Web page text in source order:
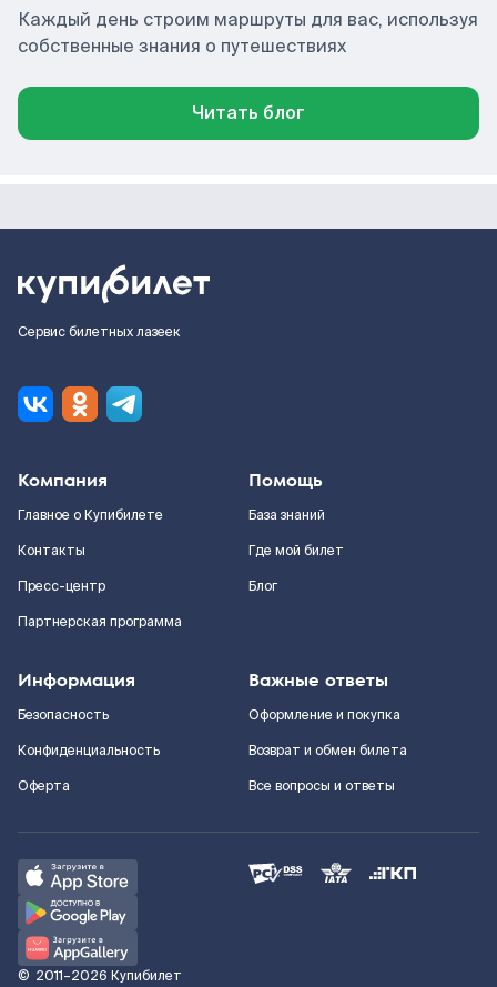
Каждый день строим маршруты для вас, используя
собственные знания о путешествиях
Читать блог
Сервис билетных лазеек
Компания
Главное о Купибилете
Контакты
Пресс-центр
Партнерская программа
Помощь
База знаний
Где мой билет
Блог
Информация
Безопасность
Конфиденциальность
Оферта
Важные ответы
Оформление и покупка
Возврат и обмен билета
Все вопросы и ответы
© 2011–2026 Купибилет